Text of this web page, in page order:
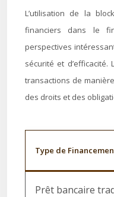
L’utilisation de la
financiers dans le
perspectives
sécurité et
transactions de
des droits et des
Type de
Prêt bancaire